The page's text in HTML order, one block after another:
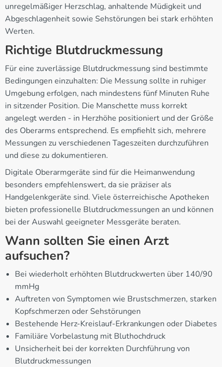
unregelmäßiger Herzschlag, anhaltende Müdigkeit und
Abgeschlagenheit sowie Sehstörungen bei stark erhöhten
Werten.
Richtige Blutdruckmessung
Für eine zuverlässige Blutdruckmessung sind bestimmte
Bedingungen einzuhalten: Die Messung sollte in ruhiger
Umgebung erfolgen, nach mindestens fünf Minuten Ruhe
in sitzender Position. Die Manschette muss korrekt
angelegt werden - in Herzhöhe positioniert und der Größe
des Oberarms entsprechend. Es empfiehlt sich, mehrere
Messungen zu verschiedenen Tageszeiten durchzuführen
und diese zu dokumentieren.
Digitale Oberarmgeräte sind für die Heimanwendung
besonders empfehlenswert, da sie präziser als
Handgelenkgeräte sind. Viele österreichische Apotheken
bieten professionelle Blutdruckmessungen an und können
bei der Auswahl geeigneter Messgeräte beraten.
Wann sollten Sie einen Arzt
aufsuchen?
Bei wiederholt erhöhten Blutdruckwerten über 140/90
mmHg
Auftreten von Symptomen wie Brustschmerzen, starken
Kopfschmerzen oder Sehstörungen
Bestehende Herz-Kreislauf-Erkrankungen oder Diabetes
Familiäre Vorbelastung mit Bluthochdruck
Unsicherheit bei der korrekten Durchführung von
Blutdruckmessungen